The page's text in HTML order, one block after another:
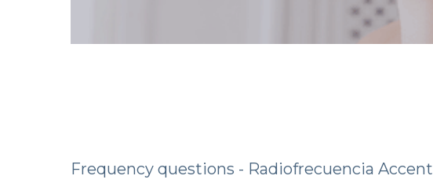
Frequency questions - Radiofrecuencia Accent